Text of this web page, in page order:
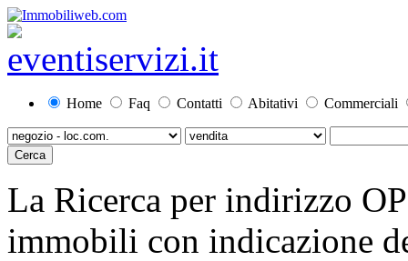
Home Faq Contatti Abitativi Commerciali
La Ricerca per indirizzo
immobili con indicazione